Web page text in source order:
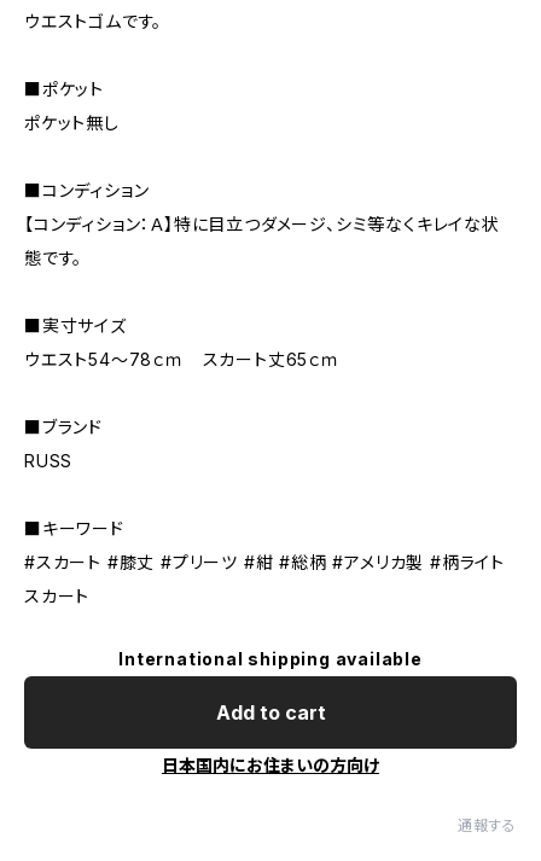
ウエストゴムです。
■ポケット
ポケット無し
■コンディション
【コンディション：Ａ】特に目立つダメージ、シミ等なくキレイな状
態です。
■実寸サイズ
ウエスト54～78ｃｍ スカート丈65ｃｍ
■ブランド
RUSS
■キーワード
#スカート #膝丈 #プリーツ #紺 #総柄 #アメリカ製 #柄ライト
スカート
International shipping available
Add to cart
日本国内にお住まいの方向け
通報する